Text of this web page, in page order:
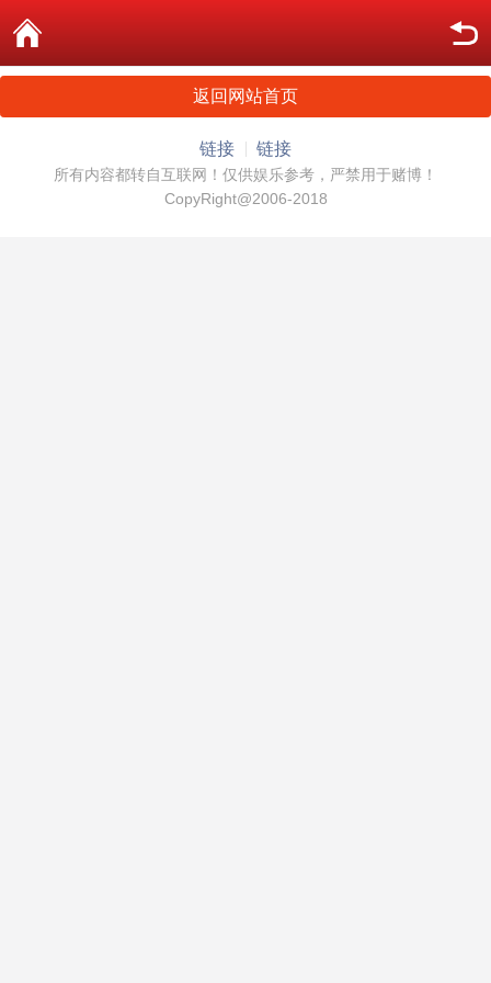
返回网站首页
链接 链接
所有内容都转自互联网！仅供娱乐参考，严禁用于赌博！
CopyRight@2006-2018